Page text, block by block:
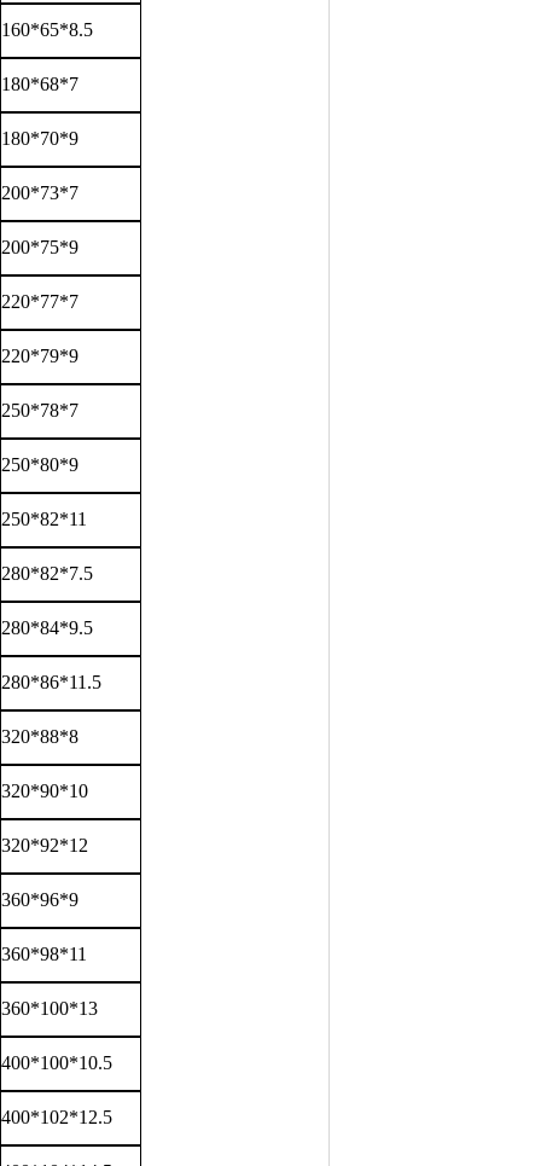
160*65*8.5
180*68*7
180*70*9
200*73*7
200*75*9
220*77*7
220*79*9
250*78*7
250*80*9
250*82*11
280*82*7.5
280*84*9.5
280*86*11.5
320*88*8
320*90*10
320*92*12
360*96*9
360*98*11
360*100*13
400*100*10.5
400*102*12.5